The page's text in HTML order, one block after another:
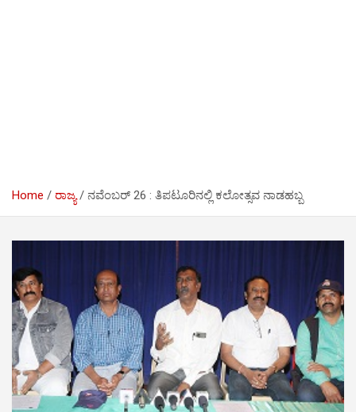
Home ರಾಜ್ಯ ನವೆಂಬರ್ 26 : ತಿಪಟೂರಿನಲ್ಲಿ ಕಲೋತ್ಸವ ನಾಡಹಬ್ಬ